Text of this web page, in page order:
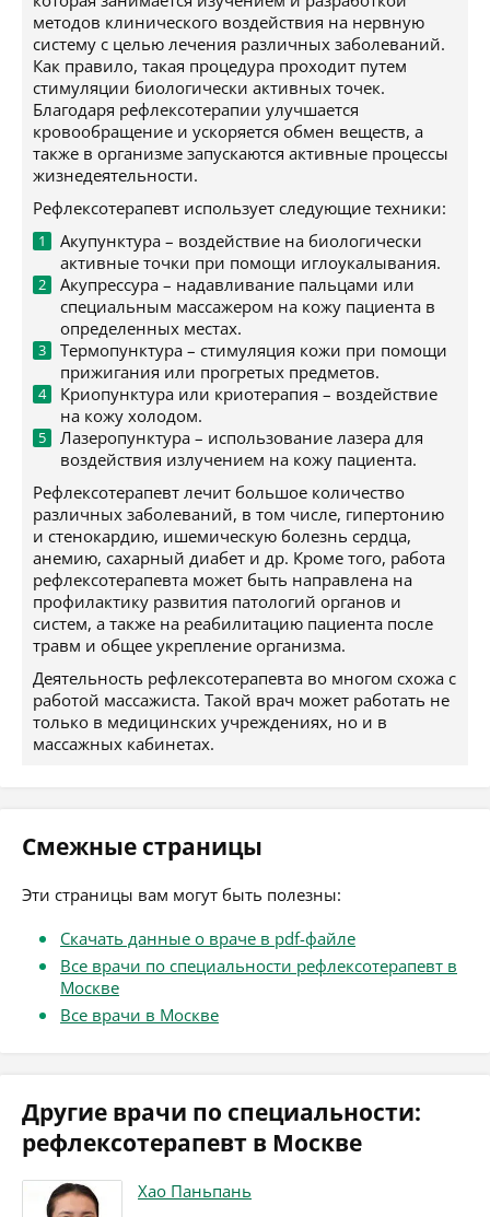
методов клинического воздействия на нервную
систему с целью лечения различных заболеваний.
Как правило, такая процедура проходит путем
стимуляции биологически активных точек.
Благодаря рефлексотерапии улучшается
кровообращение и ускоряется обмен веществ, а
также в организме запускаются активные процессы
жизнедеятельности.
Рефлексотерапевт использует следующие техники:
Акупунктура – воздействие на биологически
активные точки при помощи иглоукалывания.
Акупрессура – надавливание пальцами или
специальным массажером на кожу пациента в
определенных местах.
Термопунктура – стимуляция кожи при помощи
прижигания или прогретых предметов.
Криопунктура или криотерапия – воздействие
на кожу холодом.
Лазеропунктура – использование лазера для
воздействия излучением на кожу пациента.
Рефлексотерапевт лечит большое количество
различных заболеваний, в том числе, гипертонию
и стенокардию, ишемическую болезнь сердца,
анемию, сахарный диабет и др. Кроме того, работа
рефлексотерапевта может быть направлена на
профилактику развития патологий органов и
систем, а также на реабилитацию пациента после
травм и общее укрепление организма.
Деятельность рефлексотерапевта во многом схожа с
работой массажиста. Такой врач может работать не
только в медицинских учреждениях, но и в
массажных кабинетах.
Смежные страницы
Эти страницы вам могут быть полезны:
Скачать данные о враче в pdf-файле
Все врачи по специальности рефлексотерапевт в
Москве
Все врачи в Москве
Другие врачи по специальности:
рефлексотерапевт в Москве
Хао Паньпань